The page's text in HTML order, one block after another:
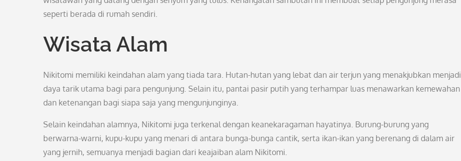
seperti berada di rumah sendiri.
Wisata Alam
Nikitomi memiliki keindahan alam yang tiada tara. Hutan-hutan yang lebat dan air terjun yang menakjubkan menjadi
daya tarik utama bagi para pengunjung. Selain itu, pantai pasir putih yang terhampar luas menawarkan kemewahan
dan ketenangan bagi siapa saja yang mengunjunginya.
Selain keindahan alamnya, Nikitomi juga terkenal dengan keanekaragaman hayatinya. Burung-burung yang
berwarna-warni, kupu-kupu yang menari di antara bunga-bunga cantik, serta ikan-ikan yang berenang di dalam air
yang jernih, semuanya menjadi bagian dari keajaiban alam Nikitomi.